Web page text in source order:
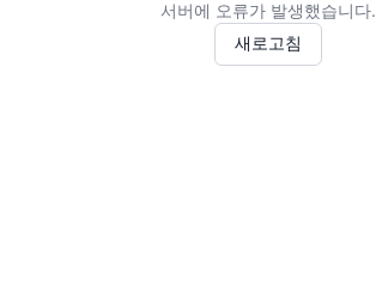
서버에 오류가 발생했습니다.
새로고침